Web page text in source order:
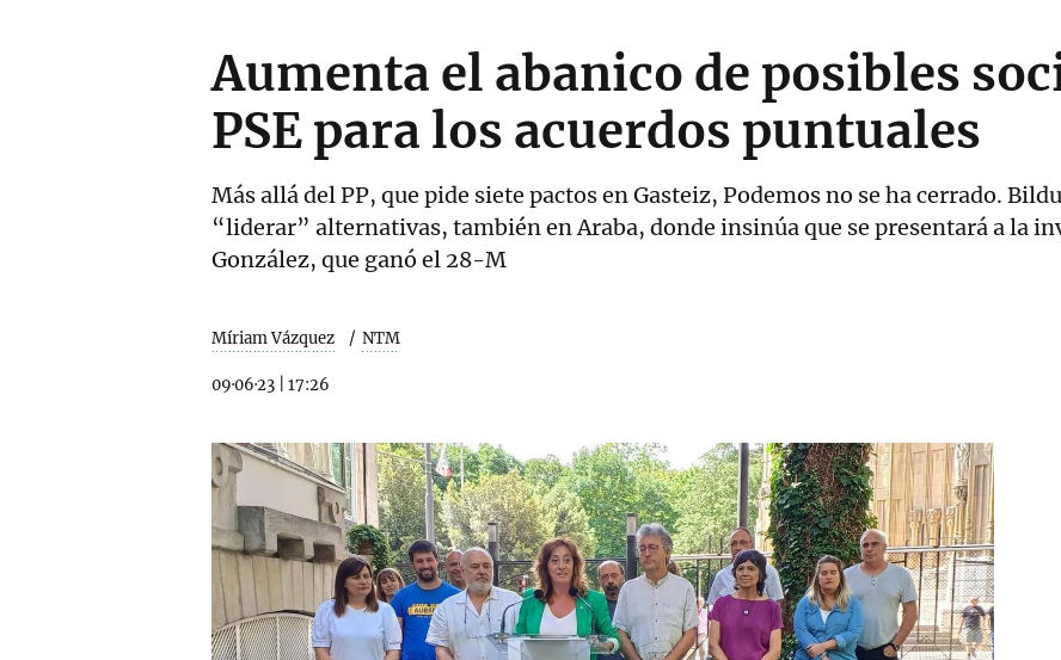
Aumenta el abanico de posibles
PSE para los acuerdos puntuales
Más allá del PP, que pide siete pactos en Gasteiz, Podemos no se ha cerrado.
“liderar” alternativas, también en Araba, donde insinúa que se presentará a la
González, que ganó el 28-M
Míriam Vázquez NTM
09·06·23 17:26